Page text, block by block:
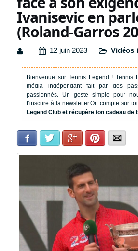
Ivanisevic en
(Roland-Garros
12 juin 2023 Vidéos
Bienvenue sur Tennis Legend ! Tennis
média indépendant fait par des
passionnés. Un geste simple pour
t’inscrire à la newsletter.On compte sur
Legend Club et récupère ton cadeau de
Facebook Twitter Google+Pinterest